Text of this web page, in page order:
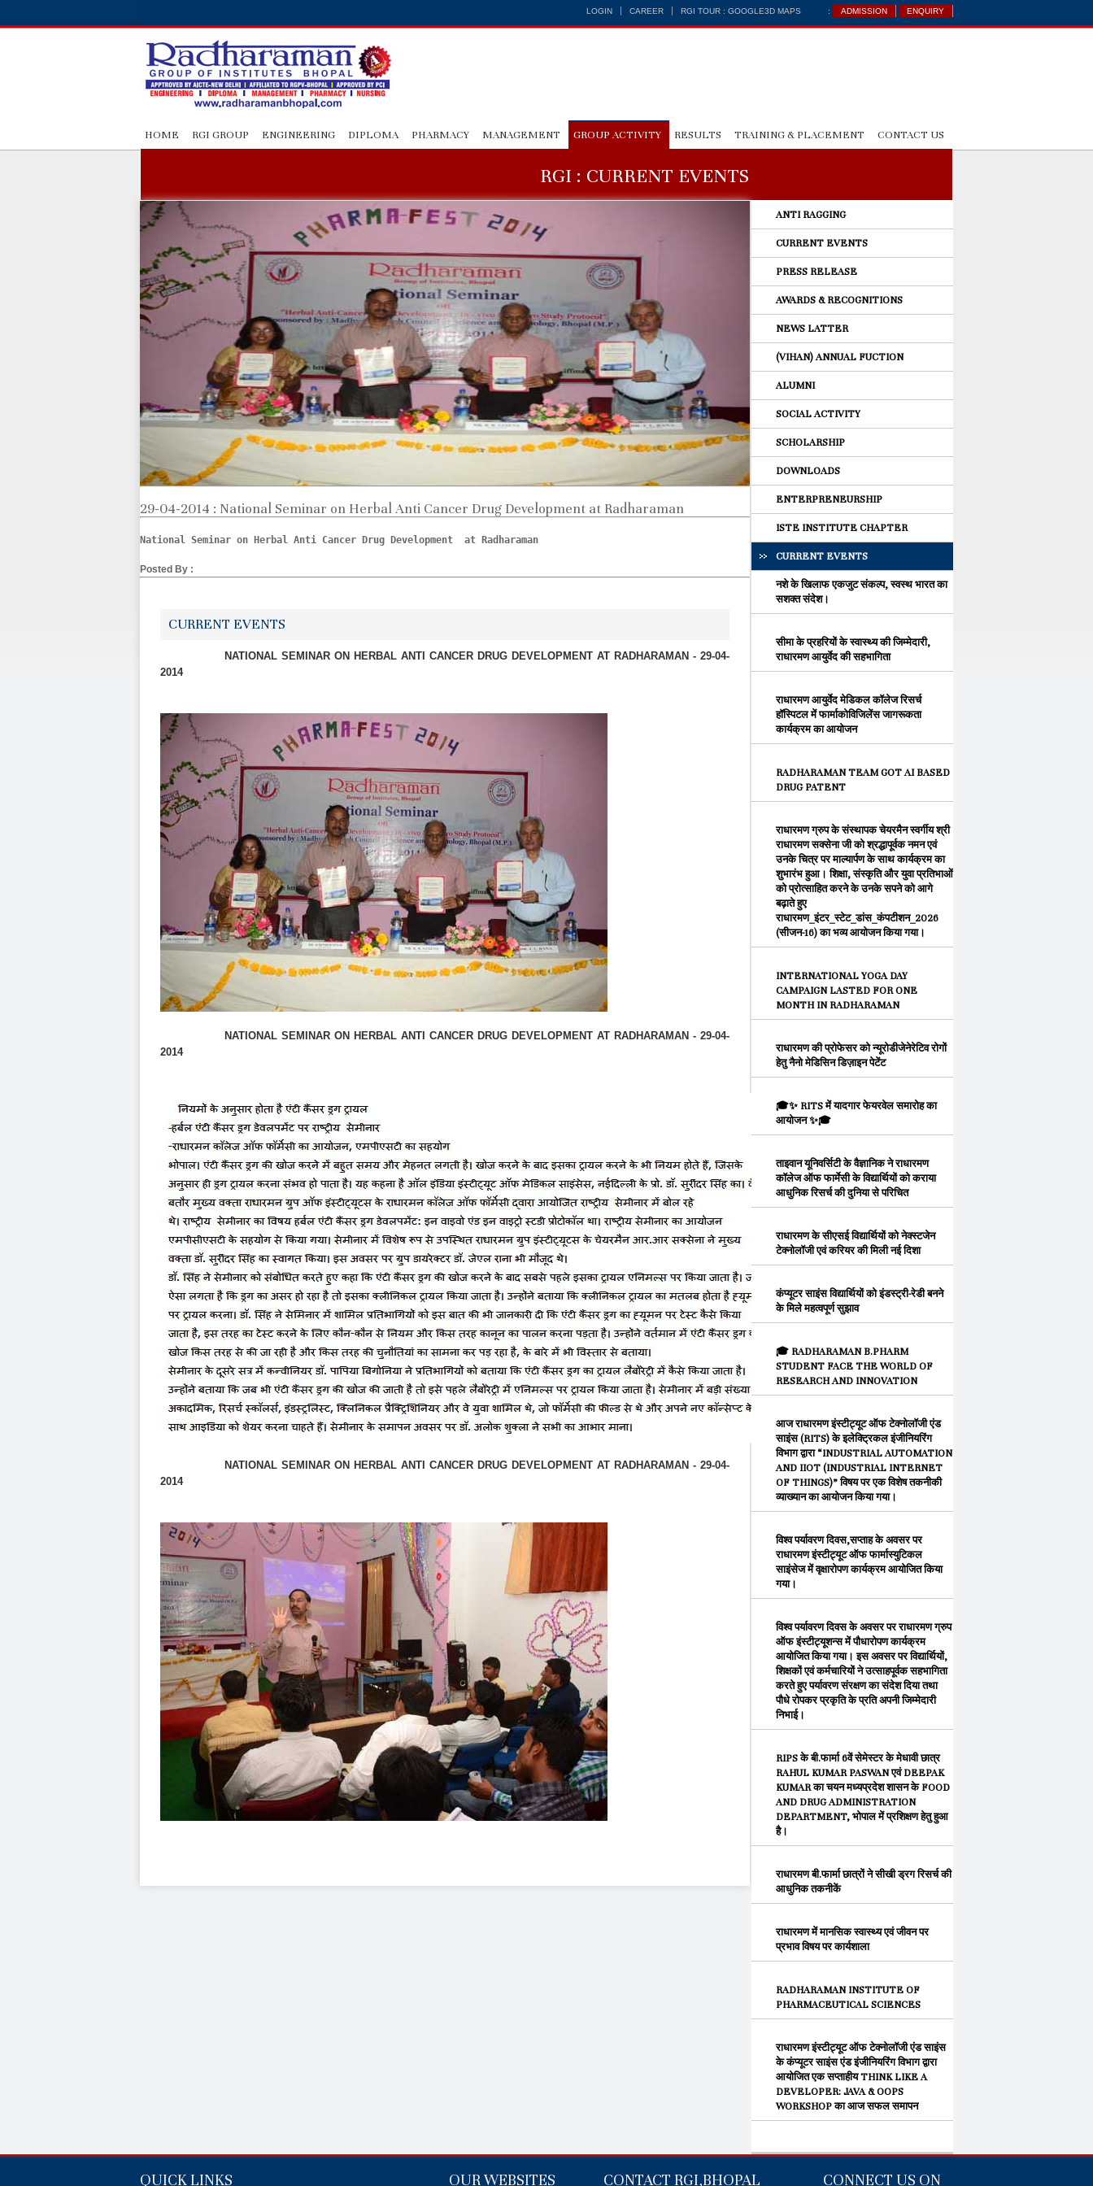
LOGIN CAREER RGI TOUR : GOOGLE3D MAPS : ADMISSION ENQUIRY
HOME RGI GROUP ENGINEERING DIPLOMA PHARMACY MANAGEMENT GROUP ACTIVITY RESULTS TRAINING & PLACEMENT CONTACT US
RGI : CURRENT EVENTS
29-04-2014 : National Seminar on Herbal Anti Cancer Drug Development at Radharaman
National Seminar on Herbal Anti Cancer Drug Development  at Radharaman
Posted By :
CURRENT EVENTS
NATIONAL SEMINAR ON HERBAL ANTI CANCER DRUG DEVELOPMENT AT RADHARAMAN - 29-04-
2014
NATIONAL SEMINAR ON HERBAL ANTI CANCER DRUG DEVELOPMENT AT RADHARAMAN - 29-04-
2014
NATIONAL SEMINAR ON HERBAL ANTI CANCER DRUG DEVELOPMENT AT RADHARAMAN - 29-04-
2014
ANTI RAGGING
CURRENT EVENTS
PRESS RELEASE
AWARDS & RECOGNITIONS
NEWS LATTER
(VIHAN) ANNUAL FUCTION
ALUMNI
SOCIAL ACTIVITY
SCHOLARSHIP
DOWNLOADS
ENTERPRENEURSHIP
ISTE INSTITUTE CHAPTER
CURRENT EVENTS
नशे के खिलाफ एकजुट संकल्प, स्वस्थ भारत का
सशक्त संदेश।
सीमा के प्रहरियों के स्वास्थ्य की जिम्मेदारी,
राधारमण आयुर्वेद की सहभागिता
राधारमण आयुर्वेद मेडिकल कॉलेज रिसर्च
हॉस्पिटल में फार्माकोविजिलेंस जागरूकता
कार्यक्रम का आयोजन
RADHARAMAN TEAM GOT AI BASED
DRUG PATENT
राधारमण ग्रुप के संस्थापक चेयरमैन स्वर्गीय श्री
राधारमण सक्सेना जी को श्रद्धापूर्वक नमन एवं
उनके चित्र पर माल्यार्पण के साथ कार्यक्रम का
शुभारंभ हुआ। शिक्षा, संस्कृति और युवा प्रतिभाओं
को प्रोत्साहित करने के उनके सपने को आगे
बढ़ाते हुए
राधारमण_इंटर_स्टेट_डांस_कंपटीशन_2026
(सीजन-16) का भव्य आयोजन किया गया।
INTERNATIONAL YOGA DAY
CAMPAIGN LASTED FOR ONE
MONTH IN RADHARAMAN
राधारमण की प्रोफेसर को न्यूरोडीजेनेरेटिव रोगों
हेतु नैनो मेडिसिन डिज़ाइन पेटेंट
🎓✨ RITS में यादगार फेयरवेल समारोह का
आयोजन ✨🎓
ताइवान यूनिवर्सिटी के वैज्ञानिक ने राधारमण
कॉलेज ऑफ फार्मेसी के विद्यार्थियों को कराया
आधुनिक रिसर्च की दुनिया से परिचित
राधारमण के सीएसई विद्यार्थियों को नेक्स्टजेन
टेक्नोलॉजी एवं करियर की मिली नई दिशा
कंप्यूटर साइंस विद्यार्थियों को इंडस्ट्री-रेडी बनने
के मिले महत्वपूर्ण सुझाव
🎓 RADHARAMAN B.PHARM
STUDENT FACE THE WORLD OF
RESEARCH AND INNOVATION
आज राधारमण इंस्टीट्यूट ऑफ टेक्नोलॉजी एंड
साइंस (RITS) के इलेक्ट्रिकल इंजीनियरिंग
विभाग द्वारा “INDUSTRIAL AUTOMATION
AND IIOT (INDUSTRIAL INTERNET
OF THINGS)” विषय पर एक विशेष तकनीकी
व्याख्यान का आयोजन किया गया।
विश्व पर्यावरण दिवस,सप्ताह के अवसर पर
राधारमण इंस्टीट्यूट ऑफ फार्मास्युटिकल
साइंसेज में वृक्षारोपण कार्यक्रम आयोजित किया
गया।
विश्व पर्यावरण दिवस के अवसर पर राधारमण ग्रुप
ऑफ इंस्टीट्यूशन्स में पौधारोपण कार्यक्रम
आयोजित किया गया। इस अवसर पर विद्यार्थियों,
शिक्षकों एवं कर्मचारियों ने उत्साहपूर्वक सहभागिता
करते हुए पर्यावरण संरक्षण का संदेश दिया तथा
पौधे रोपकर प्रकृति के प्रति अपनी जिम्मेदारी
निभाई।
RIPS के बी.फार्मा 6वें सेमेस्टर के मेधावी छात्र
RAHUL KUMAR PASWAN एवं DEEPAK
KUMAR का चयन मध्यप्रदेश शासन के FOOD
AND DRUG ADMINISTRATION
DEPARTMENT, भोपाल में प्रशिक्षण हेतु हुआ
है।
राधारमण बी.फार्मा छात्रों ने सीखी ड्रग रिसर्च की
आधुनिक तकनीकें
राधारमण में मानसिक स्वास्थ्य एवं जीवन पर
प्रभाव विषय पर कार्यशाला
RADHARAMAN INSTITUTE OF
PHARMACEUTICAL SCIENCES
राधारमण इंस्टीट्यूट ऑफ टेक्नोलॉजी एंड साइंस
के कंप्यूटर साइंस एंड इंजीनियरिंग विभाग द्वारा
आयोजित एक सप्ताहीय THINK LIKE A
DEVELOPER: JAVA & OOPS
WORKSHOP का आज सफल समापन